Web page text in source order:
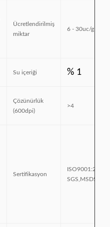
Ücretlendirilmiş
miktar
6 - 30uc/g
Su içeriği % 1
Çözünürlük
(600dpi)
>4
Sertifikasyon
ISO9001:2008,